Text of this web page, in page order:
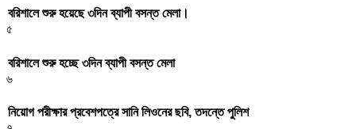
বরিশালে শুরু হয়েছে ৩দিন ব্যাপী বসন্ত মেলা।
৫
বরিশালে শুরু হচ্ছে ৩দিন ব্যাপী বসন্ত মেলা
৬
নিয়োগ পরীক্ষার প্রবেশপত্রে সানি লিওনের ছবি, তদন্তে পুলিশ